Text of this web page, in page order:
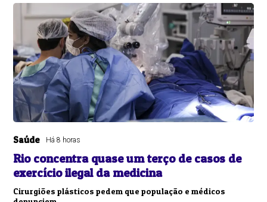
Saúde Há 8 horas
Rio concentra quase um terço de casos de
exercício ilegal da medicina
Cirurgiões plásticos pedem que população e médicos